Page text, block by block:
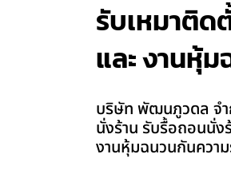
รับเหมาติด
และ งานหุ้
บริษัท พัฒนภูวดล จำ
นั่งร้าน รับรื้อถอนนั่
งานหุ้มฉนวนกันควา